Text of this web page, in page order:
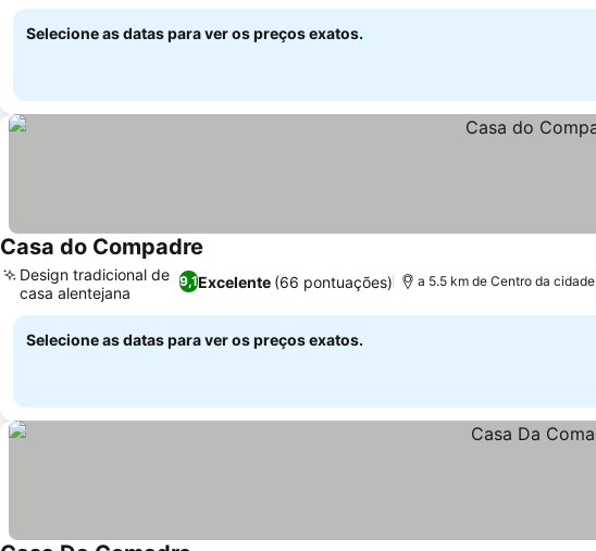
Selecione as datas para ver os preços exatos.
Casa do Compadre
9,1Excelente (66 pontuações)
Design tradicional de
casa alentejana
a 5.5 km de Centro da cidade
Selecione as datas para ver os preços exatos.